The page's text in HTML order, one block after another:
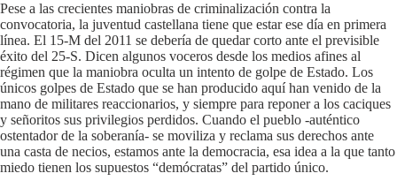
Pese a las crecientes maniobras de criminalización contra la
convocatoria, la juventud castellana tiene que estar ese día en primera
línea. El 15-M del 2011 se debería de quedar corto ante el previsible
éxito del 25-S. Dicen algunos voceros desde los medios afines al
régimen que la maniobra oculta un intento de golpe de Estado. Los
únicos golpes de Estado que se han producido aquí han venido de la
mano de militares reaccionarios, y siempre para reponer a los caciques
y señoritos sus privilegios perdidos. Cuando el pueblo -auténtico
ostentador de la soberanía- se moviliza y reclama sus derechos ante
una casta de necios, estamos ante la democracia, esa idea a la que tanto
miedo tienen los supuestos “demócratas” del partido único.